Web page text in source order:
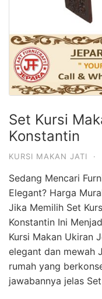
Set Kursi
Konstantin
KURSI MAKAN JATI ·
Sedang Mencari
Elegant? Harga
Jika Memilih Set
Konstantin Ini
Kursi Makan Ukiran
elegant dan mewah
rumah yang
jawabannya jelas